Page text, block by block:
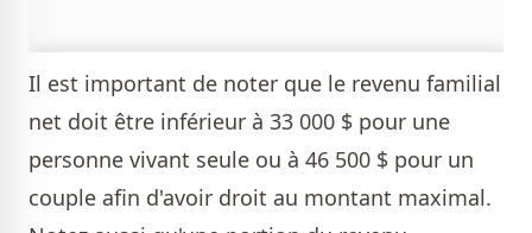
Il est important de noter que le revenu familial
net doit être inférieur à 33 000 $ pour une
personne vivant seule ou à 46 500 $ pour un
couple afin d'avoir droit au montant maximal.